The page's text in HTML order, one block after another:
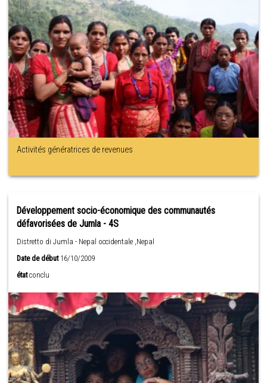
Activités génératrices de revenues
Développement socio-économique des communautés
défavorisées de Jumla - 4S
Distretto di Jumla - Nepal occidentale ,Nepal
Date de début16/10/2009
état conclu